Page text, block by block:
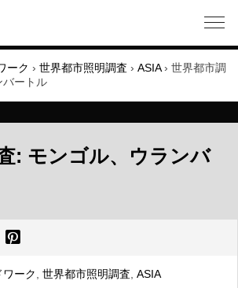
ーク › 世界都市照明調査 › ASIA › 世界都市調
バートル
: モンゴル、ウランバ
ワーク , 世界都市照明調査, ASIA